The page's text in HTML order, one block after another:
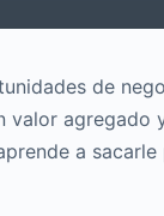
de
valor agregado
a